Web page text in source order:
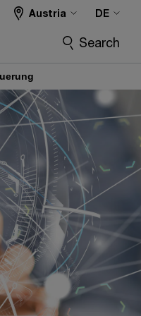
Austria DE
Search